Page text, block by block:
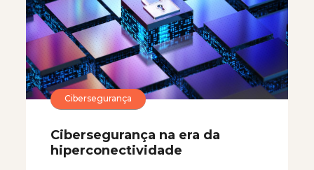
Cibersegurança
Cibersegurança na era da
hiperconectividade